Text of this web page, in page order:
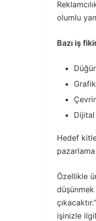
olumlu
Bazı iş
Hedef
Özellikle
işinizle